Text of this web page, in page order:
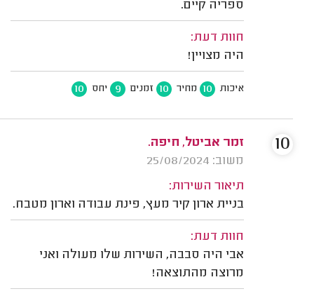
ספריה קיים.
חוות דעת:
היה מצויין!
איכות 10 מחיר 10 זמנים 9 יחס 10
זמר אביטל, חיפה.
משוב: 25/08/2024
תיאור השירות:
בניית ארון קיר מעץ, פינת עבודה וארון מטבח.
חוות דעת:
אבי היה סבבה, השירות שלו מעולה ואני
מרוצה מהתוצאה!
10